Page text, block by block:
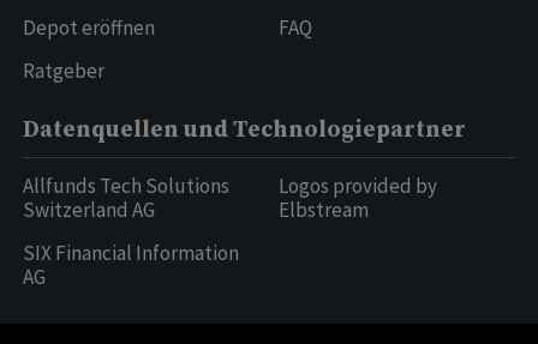
Depot eröffnen
Ratgeber
FAQ
Datenquellen und Technologiepartner
Allfunds Tech Solutions
Switzerland AG
SIX Financial Information
AG
Logos provided by
Elbstream